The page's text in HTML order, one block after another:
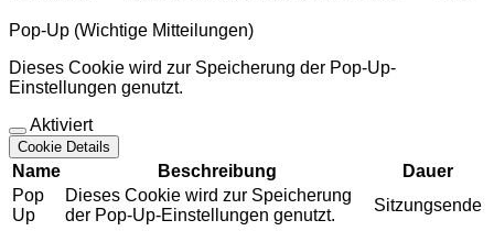
Pop-Up (Wichtige Mitteilungen)
Dieses Cookie wird zur Speicherung der Pop-Up-
Einstellungen genutzt.
Aktiviert
Cookie Details
Name Beschreibung
Dauer
Pop
Up
Dieses Cookie wird zur Speicherung
der Pop-Up-Einstellungen genutzt.
Sitzungsende